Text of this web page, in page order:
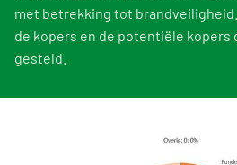
met betrekking tot
de kopers en de potentiële kopers
gesteld.